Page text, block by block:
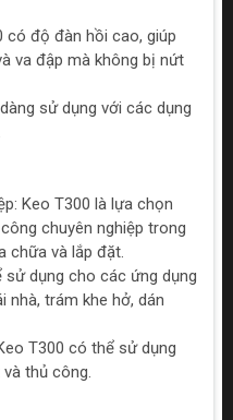
có độ đàn hồi cao, giúp
va đập mà không bị nứt
sử dụng với các dụng
Keo T300 là lựa chọn
chuyên nghiệp trong
chữa và lắp đặt.
sử dụng cho các ứng dụng
nhà, trám khe hở, dán
T300 có thể sử dụng
thủ công.